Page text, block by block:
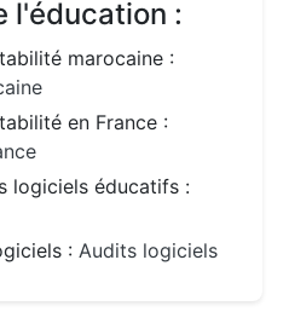
l'éducation :
marocaine :
en France :
logiciels éducatifs :
:Audits logiciels